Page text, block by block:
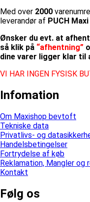
Med over 2000
leverandør af PUCH Maxi
Ønsker du evt. at
så klik på “afhentning”
dine varer ligger klar til
VI HAR INGEN FYSISK
Infomation
Om Maxishop bevtoft
Tekniske data
Privatlivs- og
Handelsbetingelser
Fortrydelse af køb
Reklamation, Mangler og
Kontakt
Følg os